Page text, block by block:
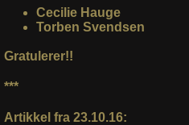
Cecilie Hauge
Torben Svendsen
Gratulerer!!
***
Artikkel fra 23.10.16: